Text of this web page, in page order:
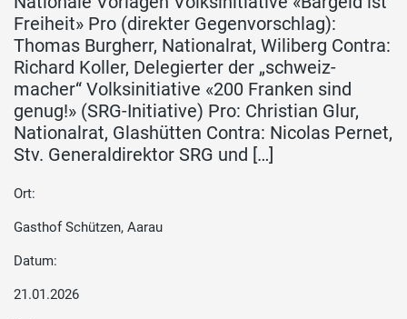
Freiheit» Pro (direkter Gegenvorschlag):
Thomas Burgherr, Nationalrat, Wiliberg Contra:
Richard Koller, Delegierter der „schweiz-
macher“ Volksinitiative «200 Franken sind
genug!» (SRG-Initiative) Pro: Christian Glur,
Nationalrat, Glashütten Contra: Nicolas Pernet,
Stv. Generaldirektor SRG und […]
Ort:
Gasthof Schützen, Aarau
Datum:
21.01.2026